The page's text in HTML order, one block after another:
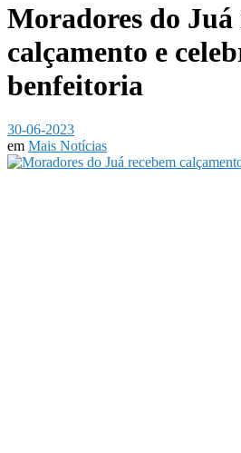
Moradores do Juá
calçamento e
benfeitoria
30-06-2023
em Mais Notícias